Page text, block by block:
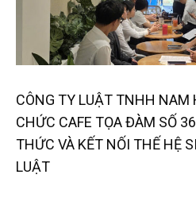
CÔNG TY LUẬT TNHH NAM
CHỨC CAFE TỌA ĐÀM SỐ
THỨC VÀ KẾT NỐI THẾ HỆ
LUẬT